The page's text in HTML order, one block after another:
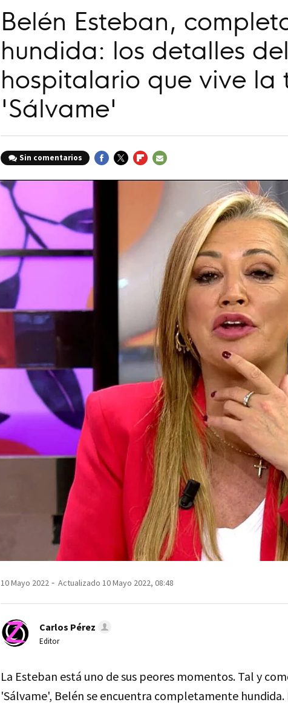
Belén Esteban,
hundida: los detalles
hospitalario que vive
'Sálvame'
Sin comentarios
10 Mayo 2022 Actualizado 10 Mayo 2022, 08:48
Carlos Pérez
Editor
La Esteban está uno de sus peores momentos. Tal y
'Sálvame', Belén se encuentra completamente